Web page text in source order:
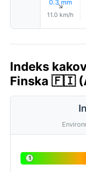
0.3 mm
↑
11.0 km/h
Indeks
Finska 🇫🇮
1